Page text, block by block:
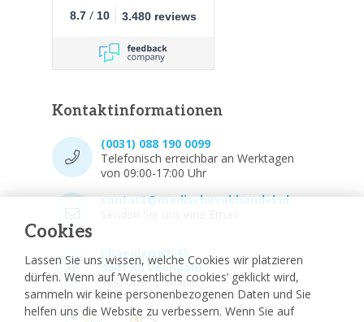
Cookies
Lassen Sie uns wissen, welche Cookies wir platzieren
dürfen. Wenn auf ‘Wesentliche cookies’ geklickt wird,
sammeln wir keine personenbezogenen Daten und Sie
helfen uns die Website zu verbessern. Wenn Sie auf
8.7 / 10 3.480 reviews
Kontaktinformationen
(0031) 088 190 0099
Telefonisch erreichbar an Werktagen
von 09:00-17:00 Uhr
contact@medischevakhandel.nl
Phoenixweg 43,
9641 KS Veendam
Vind ons op Maps.